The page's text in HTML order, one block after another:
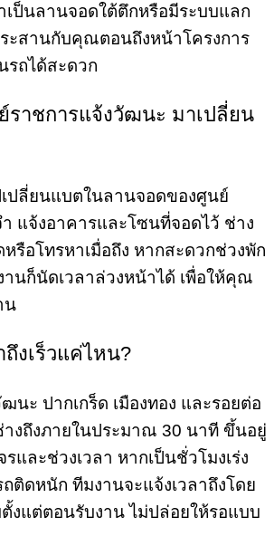
เป็นลานจอดใต้ตึกหรือมีระบบแลก
ะสานกับคุณตอนถึงหน้าโครงการ
รถได้สะดวก
ราชการแจ้งวัฒนะ มาเปลี่ยน
เปลี่ยนแบตในลานจอดของศูนย์
แจ้งอาคารและโซนที่จอดไว้ ช่าง
รือโทรหาเมื่อถึง หากสะดวกช่วงพัก
านก็นัดเวลาล่วงหน้าได้ เพื่อให้คุณ
น
งเร็วแค่ไหน?
ะ ปากเกร็ด เมืองทอง และรอยต่อ
งถึงภายในประมาณ 30 นาที ขึ้นอยู่
และช่วงเวลา หากเป็นชั่วโมงเร่ง
ติดหนัก ทีมงานจะแจ้งเวลาถึงโดย
งแต่ตอนรับงาน ไม่ปล่อยให้รอแบบ